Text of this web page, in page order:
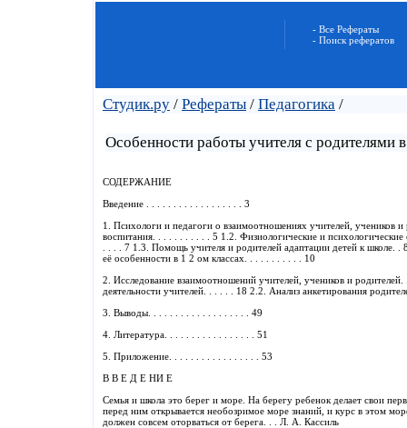
- Все Рефераты
- Поиск рефератов
Студик.ру / Рефераты / Педагогика /
Особенности работы учителя с родителями
СОДЕРЖАНИЕ
Введение . . . . . . . . . . . . . . . . . . 3
1. Психологи и педагоги о взаимоотношениях учителей, учеников
воспитания. . . . . . . . . . . 5 1.2. Физиологические и
. . . . 7 1.3. Помощь учителя и родителей адаптации детей к школе. .
её особенности в 1 2 ом классах. . . . . . . . . . . 10
2. Исследование взаимоотношений учителей, учеников и
деятельности учителей. . . . . . 18 2.2. Анализ анкетирования
3. Выводы. . . . . . . . . . . . . . . . . . . 49
4. Литература. . . . . . . . . . . . . . . . . 51
5. Приложение. . . . . . . . . . . . . . . . . 53
В В Е Д Е НИ Е
Семья и школа это берег и море. На берегу ребенок делает свои
перед ним открывается необозримое море знаний, и курс в этом
должен совсем оторваться от берега. . . Л. А. Кассиль